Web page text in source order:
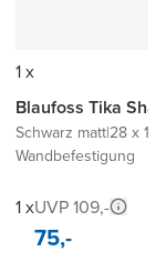
1 x
Blaufoss Tika
Schwarz matt|28 x 11
Wandbefestigung
1 xUVP 109,-
75,-